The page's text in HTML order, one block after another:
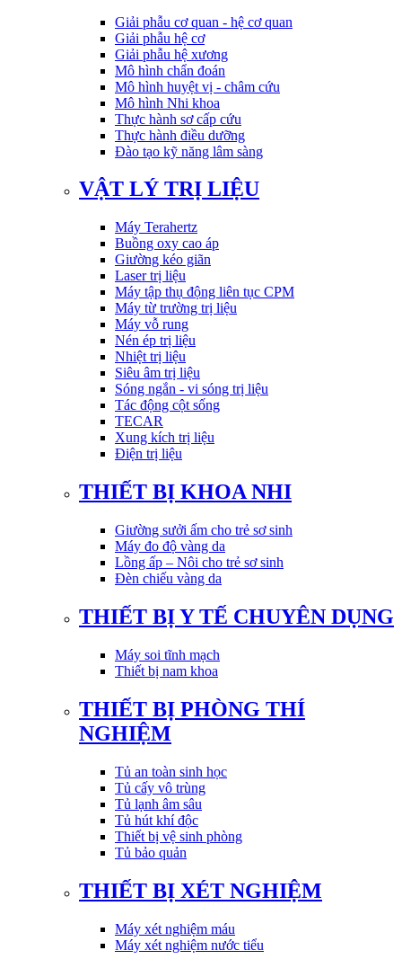
Giải phẫu cơ quan - hệ cơ quan
Giải phẫu hệ cơ
Giải phẫu hệ xương
Mô hình chẩn đoán
Mô hình huyệt vị - châm cứu
Mô hình Nhi khoa
Thực hành sơ cấp cứu
Thực hành điều dưỡng
Đào tạo kỹ năng lâm sàng
VẬT LÝ TRỊ LIỆU
Máy Terahertz
Buồng oxy cao áp
Giường kéo giãn
Laser trị liệu
Máy tập thụ động liên tục CPM
Máy từ trường trị liệu
Máy vỗ rung
Nén ép trị liệu
Nhiệt trị liệu
Siêu âm trị liệu
Sóng ngắn - vi sóng trị liệu
Tác động cột sống
TECAR
Xung kích trị liệu
Điện trị liệu
THIẾT BỊ KHOA NHI
Giường sưởi ấm cho trẻ sơ sinh
Máy đo độ vàng da
Lồng ấp – Nôi cho trẻ sơ sinh
Đèn chiếu vàng da
THIẾT BỊ Y TẾ CHUYÊN DỤNG
Máy soi tĩnh mạch
Thiết bị nam khoa
THIẾT BỊ PHÒNG THÍ
NGHIỆM
Tủ an toàn sinh học
Tủ cấy vô trùng
Tủ lạnh âm sâu
Tủ hút khí độc
Thiết bị vệ sinh phòng
Tủ bảo quản
THIẾT BỊ XÉT NGHIỆM
Máy xét nghiệm máu
Máy xét nghiệm nước tiểu